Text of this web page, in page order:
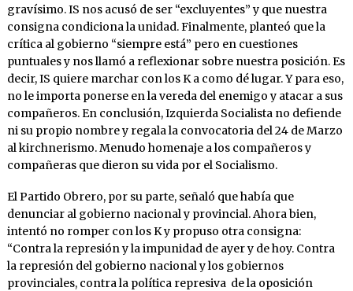
gravísimo. IS nos acusó de ser “excluyentes” y que nuestra
consigna condiciona la unidad. Finalmente, planteó que la
crítica al gobierno “siempre está” pero en cuestiones
puntuales y nos llamó a reflexionar sobre nuestra posición. Es
decir, IS quiere marchar con los K a como dé lugar. Y para eso,
no le importa ponerse en la vereda del enemigo y atacar a sus
compañeros. En conclusión, Izquierda Socialista no defiende
ni su propio nombre y regala la convocatoria del 24 de Marzo
al kirchnerismo. Menudo homenaje a los compañeros y
compañeras que dieron su vida por el Socialismo.
El Partido Obrero, por su parte, señaló que había que
denunciar al gobierno nacional y provincial. Ahora bien,
intentó no romper con los K y propuso otra consigna:
“Contra la represión y la impunidad de ayer y de hoy. Contra
la represión del gobierno nacional y los gobiernos
provinciales, contra la política represiva de la oposición